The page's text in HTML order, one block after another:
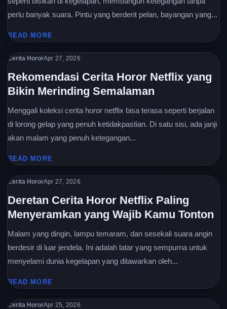
perlu banyak suara. Pintu yang berderit pelan, bayangan yang...
READ MORE
Cerita HororApr 27, 2026
Rekomendasi Cerita Horor Netflix yang
Bikin Merinding Semalaman
Menggali koleksi cerita horor netflix bisa terasa seperti berjalan
di lorong gelap yang penuh ketidakpastian. Di satu sisi, ada janji
akan malam yang penuh ketegangan...
READ MORE
Cerita HororApr 27, 2026
Deretan Cerita Horor Netflix Paling
Menyeramkan yang Wajib Kamu Tonton
Malam yang dingin, lampu temaram, dan sesekali suara angin
berdesir di luar jendela. Ini adalah latar yang sempurna untuk
menyelami dunia kegelapan yang ditawarkan oleh...
READ MORE
Cerita HororApr 25, 2026